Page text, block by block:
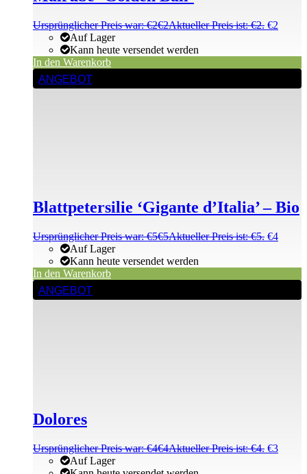
Ursprünglicher Preis war: €2€2Aktueller Preis ist: €2. €2
Auf Lager
Kann heute versendet werden
In den Warenkorb
ANGEBOT
Blattpetersilie ‘Gigante d’Italia’ – Bio
Ursprünglicher Preis war: €5€5Aktueller Preis ist: €5. €4
Auf Lager
Kann heute versendet werden
In den Warenkorb
ANGEBOT
Dolores
Ursprünglicher Preis war: €4€4Aktueller Preis ist: €4. €3
Auf Lager